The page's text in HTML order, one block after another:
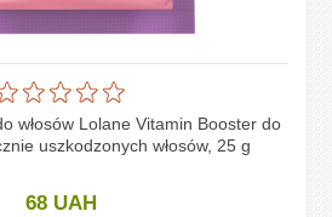
włosów Lolane Vitamin Booster do
uszkodzonych włosów, 25 g
68 UAH